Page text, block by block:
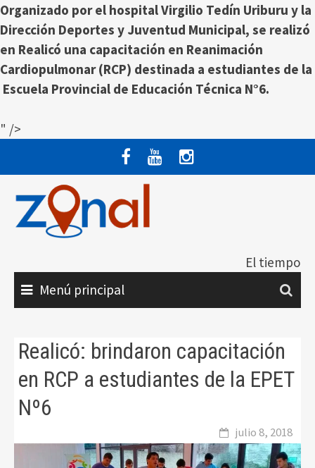
Organizado por el hospital Virgilio Tedín Uriburu y la
Dirección Deportes y Juventud Municipal, se realizó
en Realicó una capacitación en Reanimación
Cardiopulmonar (RCP) destinada a estudiantes de la
Escuela Provincial de Educación Técnica N°6.
" />
contenido
El tiempo
Menú principal
Realicó: brindaron capacitación
en RCP a estudiantes de la EPET
Nº6
julio 8, 2018